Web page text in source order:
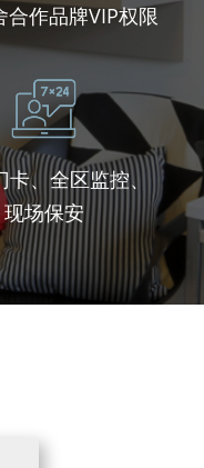
合作品牌VIP权限
卡、全区监控、
现场保安